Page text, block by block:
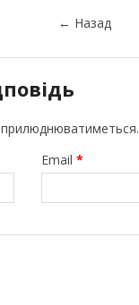
← Назад
Email*